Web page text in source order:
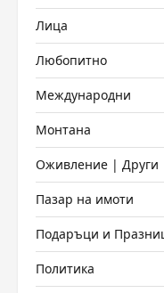
Лица
Любопитно
Международни
Монтана
Оживление | Други
Пазар на имоти
Подаръци и
Политика